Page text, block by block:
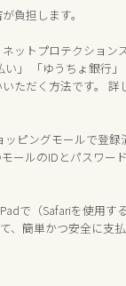
負担します。
ットプロテクション
」 「ゆうちょ銀行」
ただく方法です。 詳
ッピングモールで登
ールのIDとパスワー
で（Safariを使用す
、簡単かつ安全に支